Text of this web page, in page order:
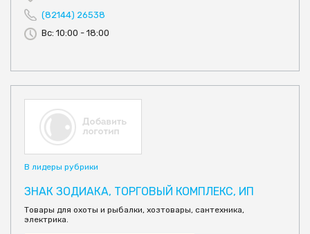
(82144) 26538
Вс: 10:00 - 18:00
В лидеры рубрики
ЗНАК ЗОДИАКА, ТОРГОВЫЙ КОМПЛЕКС, ИП
Товары для охоты и рыбалки, хозтовары, сантехника,
электрика.